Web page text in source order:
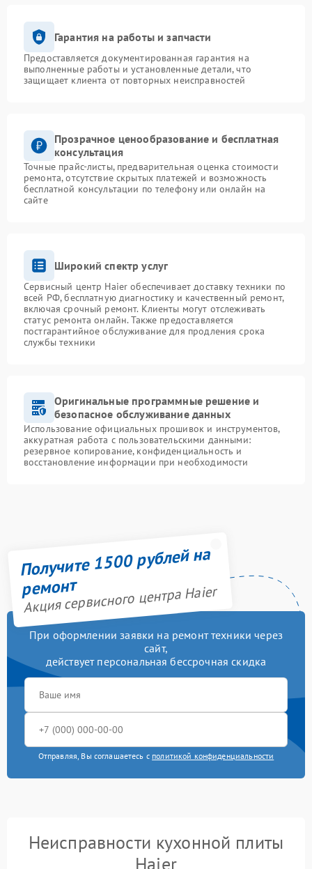
Гарантия на работы и запчасти
Предоставляется документированная гарантия на
выполненные работы и установленные детали, что
защищает клиента от повторных неисправностей
Прозрачное ценообразование и бесплатная
консультация
Точные прайс-листы, предварительная оценка стоимости
ремонта, отсутствие скрытых платежей и возможность
бесплатной консультации по телефону или онлайн на
сайте
Широкий спектр услуг
Сервисный центр Haier обеспечивает доставку техники по
всей РФ, бесплатную диагностику и качественный ремонт,
включая срочный ремонт. Клиенты могут отслеживать
статус ремонта онлайн. Также предоставляется
постгарантийное обслуживание для продления срока
службы техники
Оригинальные программные решение и
безопасное обслуживание данных
Использование официальных прошивок и инструментов,
аккуратная работа с пользовательскими данными:
резервное копирование, конфиденциальность и
восстановление информации при необходимости
Получите 1500 рублей на
ремонт
Акция сервисного центра Haier
При оформлении заявки на ремонт техники через
сайт,
действует персональная бессрочная скидка
Отправляя, Вы соглашаетесь с политикой конфиденциальности
Неисправности кухонной плиты
Haier